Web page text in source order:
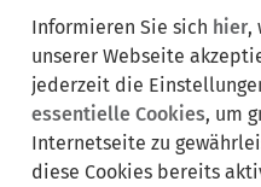
Informieren Sie sich hier,
unserer Webseite
jederzeit die
essentielle Cookies, um
Internetseite zu
diese Cookies bereits